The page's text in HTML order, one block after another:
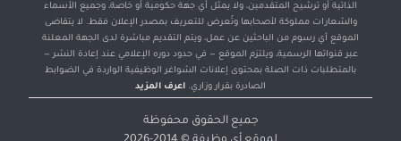
الذاتية أو ترشيح المتقدمين، ولا يمثل أي جهة حكومية أو خاصة، وجميع الأسماء
والشعارات مملوكة لأصحابها وتُعرض للتعريف بمصدر الإعلان فقط. لا يتقاضى
الموقع أي رسوم من الباحثين عن عمل، ويتم التقديم مباشرة لدى الجهة المعلنة
عبر قنواتها الرسمية، ويلتزم الموقع — في حدود دوره الإعلامي عند إعادة النشر —
بالمتطلبات ذات الصلة بمحتوى إعلانات الشواغر الوظيفية الواردة في الضوابط
الصادرة بقرار وزاري. اعرف المزيد
جميع الحقوق محفوظة